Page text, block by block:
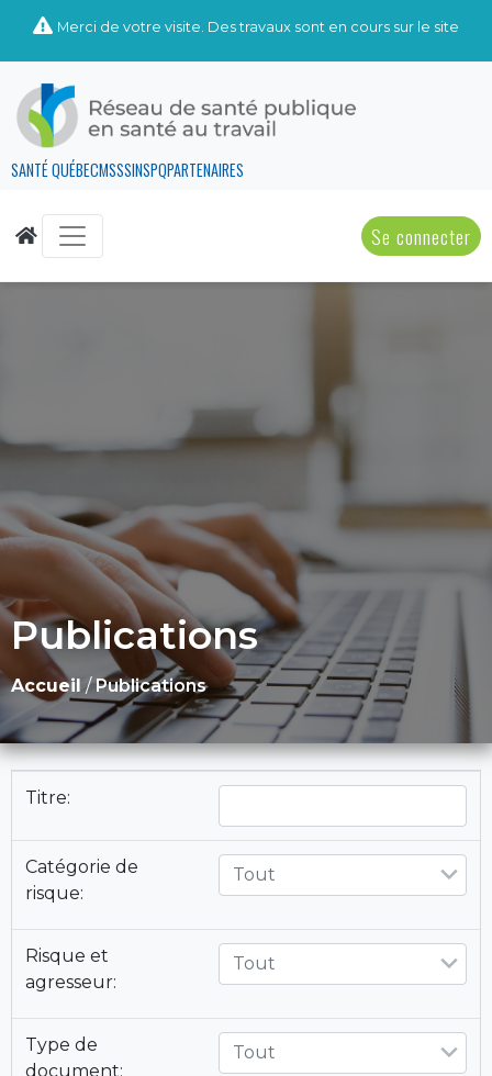
Merci de votre visite. Des travaux sont en cours sur le site
SANTÉ QUÉBECMSSSINSPQPARTENAIRES
Se connecter
Publications
Accueil /Publications
Titre:
Catégorie de
risque:
Tout
Risque et
agresseur:
Tout
Type de
document:
Tout